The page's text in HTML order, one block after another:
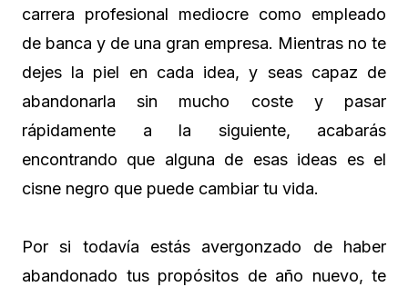
carrera profesional mediocre como empleado
de banca y de una gran empresa. Mientras no te
dejes la piel en cada idea, y seas capaz de
abandonarla sin mucho coste y pasar
rápidamente a la siguiente, acabarás
encontrando que alguna de esas ideas es el
cisne negro que puede cambiar tu vida.
Por si todavía estás avergonzado de haber
abandonado tus propósitos de año nuevo, te